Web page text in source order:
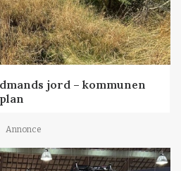
jord – kommunen
Annonce